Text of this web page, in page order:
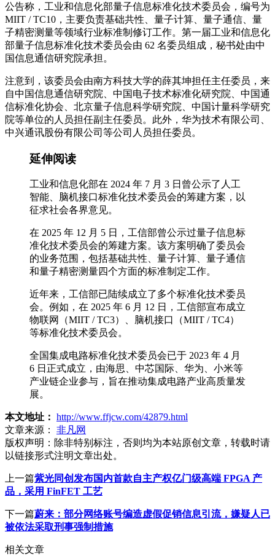
公告称，工业和信息化部量子信息标准化技术委员会，编号为
MIIT / TC10，主要负责基础共性、量子计算、量子通信、量
子精密测量等领域行业标准制修订工作。第一届工业和信息化
部量子信息标准化技术委员会由 62 名委员组成，秘书处由中
国信息通信研究院承担。
注意到，该委员会由南方科技大学的薛其坤担任主任委员，来
自中国信息通信研究院、中国电子技术标准化研究院、中国通
信标准化协会、北京量子信息科学研究院、中国计量科学研究
院等单位的人员担任副主任委员。此外，华为技术有限公司、
中兴通讯股份有限公司等公司人员担任委员。
延伸阅读
工业和信息化部在 2024 年 7 月 3 日曾公示了人工
智能、脑机接口标准化技术委员会的筹建方案，以
征求社会各界意见。
在 2025 年 12 月 5 日，工信部曾公示过量子信息标
准化技术委员会的筹建方案。该方案明确了委员会
的业务范围，包括基础共性、量子计算、量子通信
和量子精密测量四个方面的标准制定工作。
近年来，工信部已陆续成立了多个标准化技术委员
会。例如，在 2025 年 6 月 12 日，工信部宣布成立
物联网（MIIT / TC3）、脑机接口（MIIT / TC4）
等标准化技术委员会。
全国集成电路标准化技术委员会已于 2023 年 4 月
6 日正式成立，由海思、中芯国际、华为、小米等
产业链企业参与，旨在推动集成电路产业高质量发
展。
本文地址： http://www.ffjcw.com/42879.html
文章来源：
非凡网
版权声明： 除非特别标注，否则均为本站原创文章，转载时请
以链接形式注明文章出处。
上一篇紫光同创发布国内首款自主产权亿门级高端 FPGA 产
品，采用 FinFET 工艺
下一篇蔚来：部分网络账号编造虚假促销信息引流，嫌疑人已
被依法采取刑事强制措施
相关文章